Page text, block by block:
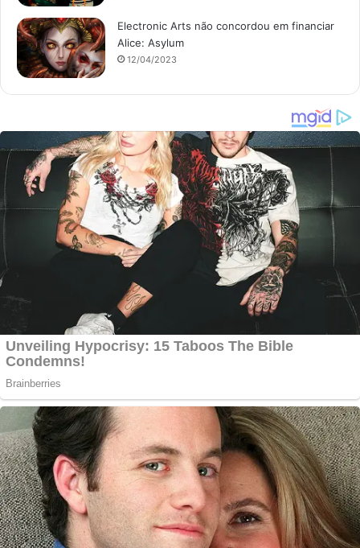
Electronic Arts não concordou em financiar
Alice: Asylum
12/04/2023